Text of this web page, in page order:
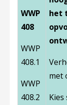
WWP
408
WWP
408.1
WWP
408.2
het
met